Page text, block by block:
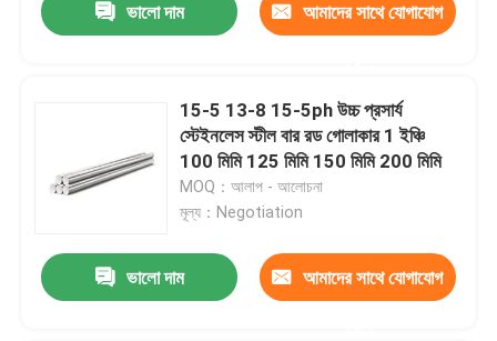
ভালো দাম আমাদের সাথে যোগাযোগ
15-5 13-8 15-5ph উচ্চ প্রসার্য
স্টেইনলেস স্টীল বার রড গোলাকার 1 ইঞ্চি
100 মিমি 125 মিমি 150 মিমি 200 মিমি
MOQ：আলাপ - আলোচনা
মূল্য：Negotiation
ভালো দাম আমাদের সাথে যোগাযোগ